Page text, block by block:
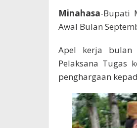
Minahasa-Bupati
Awal Bulan
Apel kerja bulan
Pelaksana Tugas
penghargaan